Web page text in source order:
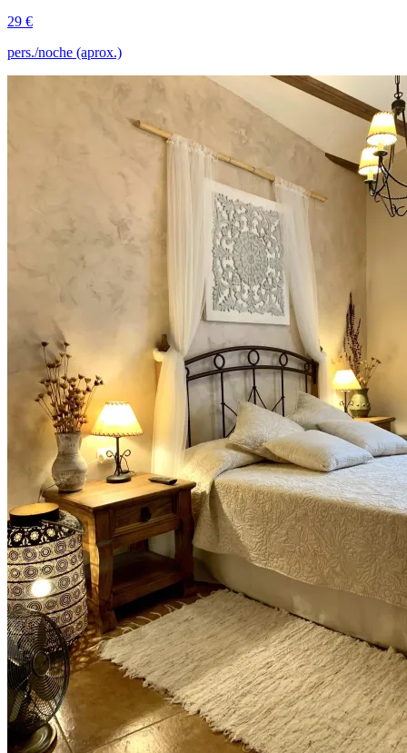
29 €
pers./noche (aprox.)